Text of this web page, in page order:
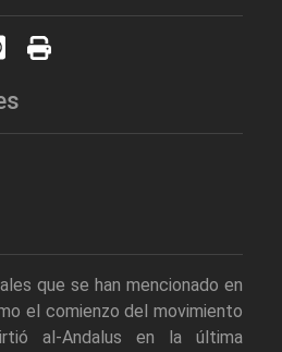
que se han mencionado en
el comienzo del movimiento
al-Andalus en la última